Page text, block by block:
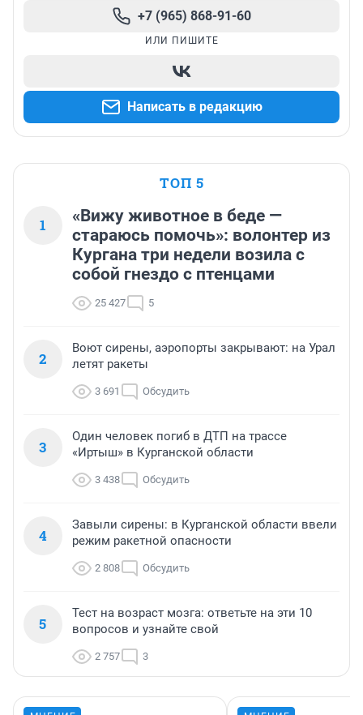
+7 (965) 868-91-60
ИЛИ ПИШИТЕ
Написать в редакцию
ТОП 5
1
«Вижу животное в беде —
стараюсь помочь»: волонтер из
Кургана три недели возила с
собой гнездо с птенцами
25 427 5
2
Воют сирены, аэропорты закрывают: на Урал
летят ракеты
3 691 Обсудить
3
Один человек погиб в ДТП на трассе
«Иртыш» в Курганской области
3 438 Обсудить
4
Завыли сирены: в Курганской области ввели
режим ракетной опасности
2 808 Обсудить
5
Тест на возраст мозга: ответьте на эти 10
вопросов и узнайте свой
2 757 3